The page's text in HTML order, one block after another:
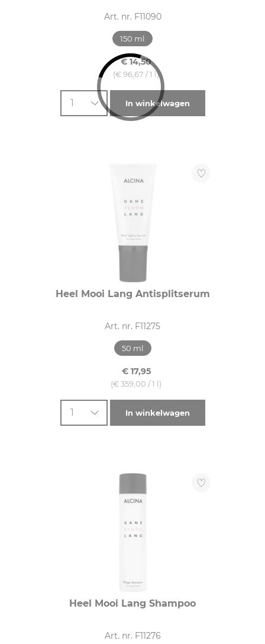
Art. nr. F11090
150 ml
€ 14,50
(€ 96,67 / 1 l)
1 In winkelwagen
Heel Mooi Lang Antisplitserum
Art. nr. F11275
50 ml
€ 17,95
(€ 359,00 / 1 l)
1 In winkelwagen
Heel Mooi Lang Shampoo
Art. nr. F11276